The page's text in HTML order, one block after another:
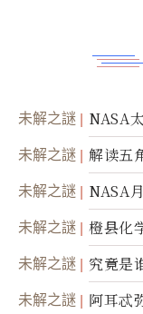
未解之謎 NASA
未解之謎 解读五
未解之謎 NASA
未解之謎 橙县化
未解之謎 究竟是
未解之謎 阿耳忒